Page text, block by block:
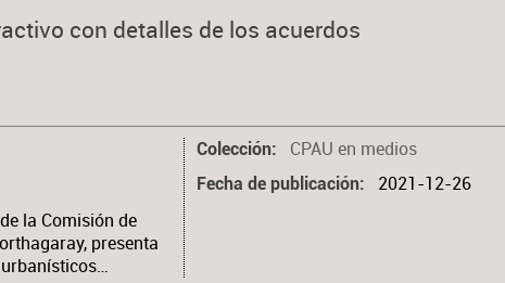
con detalles de los acuerdos
la Comisión de
presenta
Colección CPAU en medios
Fecha de publicación 2021-12-26